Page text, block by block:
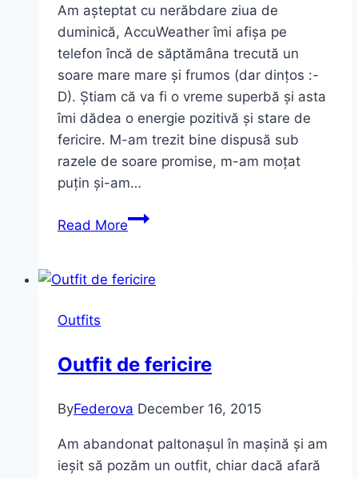
Am așteptat cu nerăbdare ziua de
duminică, AccuWeather îmi afișa pe
telefon încă de săptămâna trecută un
soare mare mare și frumos (dar dințos :-
D). Știam că va fi o vreme superbă și asta
îmi dădea o energie pozitivă și stare de
fericire. M-am trezit bine dispusă sub
razele de soare promise, m-am moțat
puțin și-am…
Read MoreOOTD:
with
Outfits
Outfit de fericire
ByFederova December 16, 2015
Am abandonat paltonașul în mașină și am
ieșit să pozăm un outfit, chiar dacă afară